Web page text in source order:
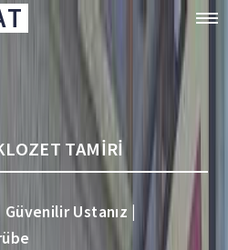
TAMİRİ
Ustanız |